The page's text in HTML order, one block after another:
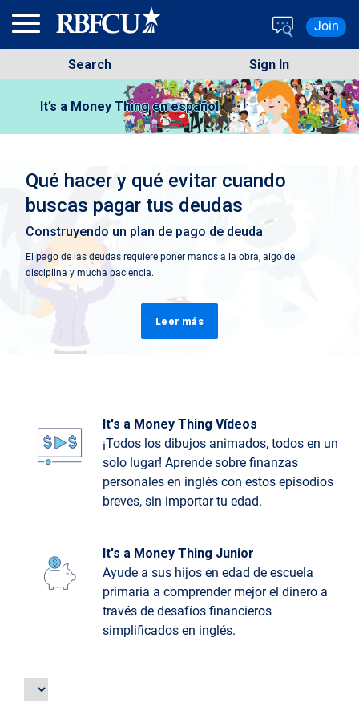
Join
Search Sign In
It’s a Money Thing en español
Qué hacer y qué evitar cuando
buscas pagar tus deudas
Construyendo un plan de pago de deuda
El pago de las deudas requiere poner manos a la obra, algo de
disciplina y mucha paciencia.
Leer más
It's a Money Thing Vídeos
¡Todos los dibujos animados, todos en un
solo lugar! Aprende sobre finanzas
personales en inglés con estos episodios
breves, sin importar tu edad.
It's a Money Thing Junior
Ayude a sus hijos en edad de escuela
primaria a comprender mejor el dinero a
través de desafíos financieros
simplificados en inglés.